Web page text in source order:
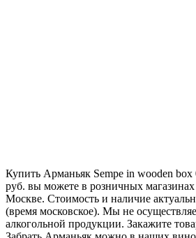
Купить Арманьяк Sempe in wooden box
руб. вы можете в розничных
Москве. Стоимость и наличие
(время московское). Мы не
алкогольной продукции. Закажите